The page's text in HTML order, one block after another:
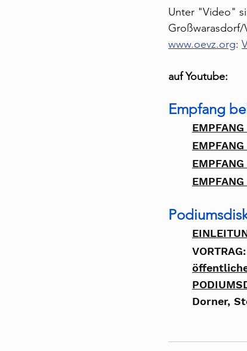
Unter "Video"
Großwarasdorf/
www.oevz.org:
auf Youtube:
Empfang
VORTRAG:
Dorner,